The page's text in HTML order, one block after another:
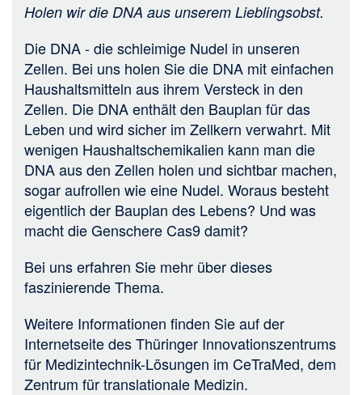
Holen wir die DNA aus unserem Lieblingsobst.
Die DNA - die schleimige Nudel in unseren
Zellen. Bei uns holen Sie die DNA mit einfachen
Haushaltsmitteln aus ihrem Versteck in den
Zellen. Die DNA enthält den Bauplan für das
Leben und wird sicher im Zellkern verwahrt. Mit
wenigen Haushaltschemikalien kann man die
DNA aus den Zellen holen und sichtbar machen,
sogar aufrollen wie eine Nudel. Woraus besteht
eigentlich der Bauplan des Lebens? Und was
macht die Genschere Cas9 damit?
Bei uns erfahren Sie mehr über dieses
faszinierende Thema.
Weitere Informationen finden Sie auf der
Internetseite desThüringer Innovationszentrums
für Medizintechnik-Lösungen im CeTraMed, dem
Zentrum für translationale Medizin.